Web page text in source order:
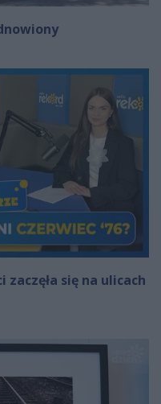
się na ulicach